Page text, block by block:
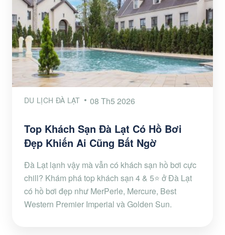
DU LỊCH ĐÀ LẠT 08 Th5 2026
Top Khách Sạn Đà Lạt Có Hồ Bơi
Đẹp Khiến Ai Cũng Bất Ngờ
Đà Lạt lạnh vậy mà vẫn có khách sạn hồ bơi cực
chill? Khám phá top khách sạn 4 & 5⭐ ở Đà Lạt
có hồ bơi đẹp như MerPerle, Mercure, Best
Western Premier Imperial và Golden Sun.